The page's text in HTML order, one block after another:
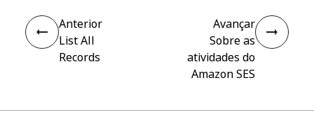
Anterior
List All
Records
Avançar
Sobre as
atividades do
Amazon SES